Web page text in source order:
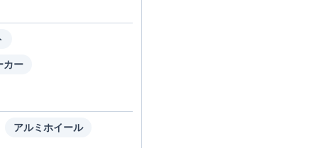
カー
アルミホイール